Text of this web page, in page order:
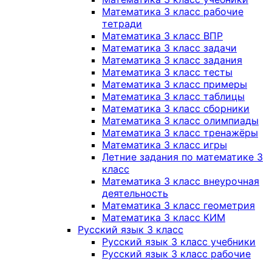
Математика 3 класс рабочие
тетради
Математика 3 класс ВПР
Математика 3 класс задачи
Математика 3 класс задания
Математика 3 класс тесты
Математика 3 класс примеры
Математика 3 класс таблицы
Математика 3 класс сборники
Математика 3 класс олимпиады
Математика 3 класс тренажёры
Математика 3 класс игры
Летние задания по математике 3
класс
Математика 3 класс внеурочная
деятельность
Математика 3 класс геометрия
Математика 3 класс КИМ
Русский язык 3 класс
Русский язык 3 класс учебники
Русский язык 3 класс рабочие